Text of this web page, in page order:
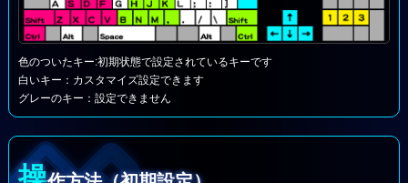
色のついたキー:初期状態で設定されているキーです
白いキー：カスタマイズ設定できます
グレーのキー：設定できません